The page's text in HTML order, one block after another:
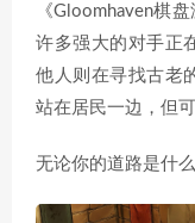
《Gloomhaven棋
许多强大的对手正
他人则在寻找古老
站在居民一边，但
无论你的道路是什